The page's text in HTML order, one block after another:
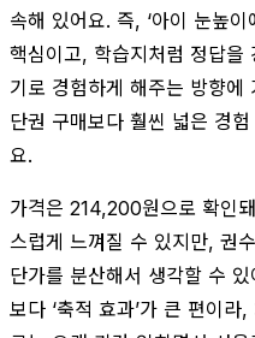
속해 있어요. 즉, ‘아이 눈높
핵심이고, 학습지처럼 정답을
기로 경험하게 해주는 방향에
단권 구매보다 훨씬 넓은 경
요.
가격은 214,200원으로 확인
스럽게 느껴질 수 있지만, 권
단가를 분산해서 생각할 수
보다 ‘축적 효과’가 큰 편이